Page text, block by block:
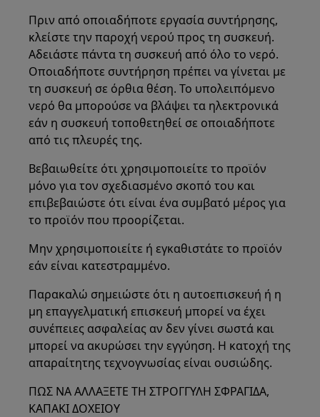
Πριν από οποιαδήποτε εργασία συντήρησης,
κλείστε την παροχή νερού προς τη συσκευή.
Αδειάστε πάντα τη συσκευή από όλο το νερό.
Οποιαδήποτε συντήρηση πρέπει να γίνεται με
τη συσκευή σε όρθια θέση. Το υπολειπόμενο
νερό θα μπορούσε να βλάψει τα ηλεκτρονικά
εάν η συσκευή τοποθετηθεί σε οποιαδήποτε
από τις πλευρές της.
Βεβαιωθείτε ότι χρησιμοποιείτε το προϊόν
μόνο για τον σχεδιασμένο σκοπό του και
επιβεβαιώστε ότι είναι ένα συμβατό μέρος για
το προϊόν που προορίζεται.
Μην χρησιμοποιείτε ή εγκαθιστάτε το προϊόν
εάν είναι κατεστραμμένο.
Παρακαλώ σημειώστε ότι η αυτοεπισκευή ή η
μη επαγγελματική επισκευή μπορεί να έχει
συνέπειες ασφαλείας αν δεν γίνει σωστά και
μπορεί να ακυρώσει την εγγύηση. Η κατοχή της
απαραίτητης τεχνογνωσίας είναι ουσιώδης.
ΠΩΣ ΝΑ ΑΛΛΑΞΕΤΕ ΤΗ ΣΤΡΟΓΓΥΛΗ ΣΦΡΑΓΙΔΑ,
ΚΑΠΑΚΙ ΔΟΧΕΙΟΥ